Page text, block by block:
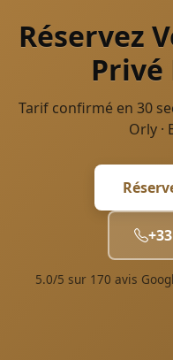
Réservez
Privé
Tarif confirmé en 30
Orly ·
5.0/5 sur 170 avis